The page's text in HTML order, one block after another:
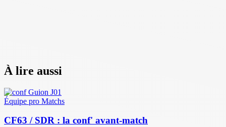
À lire aussi
Équipe pro Matchs
CF63 / SDR : la conf' avant-match